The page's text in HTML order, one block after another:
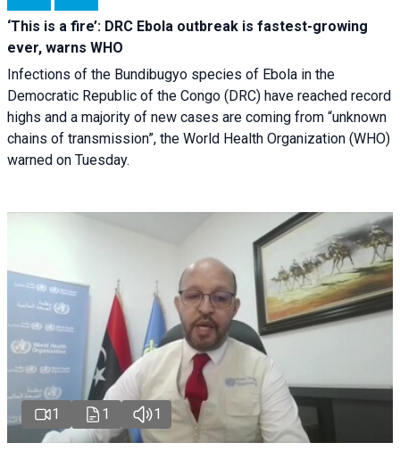
‘This is a fire’: DRC Ebola outbreak is fastest-growing
ever, warns WHO
Infections of the Bundibugyo species of Ebola in the
Democratic Republic of the Congo (DRC) have reached record
highs and a majority of new cases are coming from “unknown
chains of transmission”, the World Health Organization (WHO)
warned on Tuesday.
1 1 1